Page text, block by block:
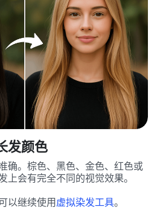
发颜色
确。棕色、黑色、金色、红色或
上会有完全不同的视觉效果。
以继续使用 虚拟染发工具。